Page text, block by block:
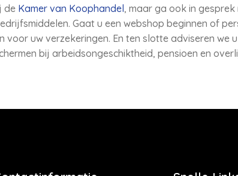
de Kamer van Koophandel, maar ga ook in
Gaat u een webshop beginnen of
uw verzekeringen. En ten slotte adviseren we
bij arbeidsongeschiktheid, pensioen en